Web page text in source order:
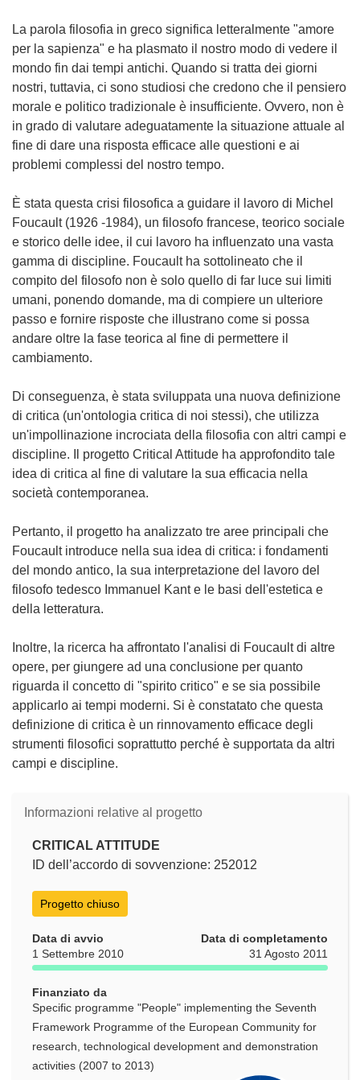
La parola filosofia in greco significa letteralmente "amore
per la sapienza" e ha plasmato il nostro modo di vedere il
mondo fin dai tempi antichi. Quando si tratta dei giorni
nostri, tuttavia, ci sono studiosi che credono che il pensiero
morale e politico tradizionale è insufficiente. Ovvero, non è
in grado di valutare adeguatamente la situazione attuale al
fine di dare una risposta efficace alle questioni e ai
problemi complessi del nostro tempo.
È stata questa crisi filosofica a guidare il lavoro di Michel
Foucault (1926 -1984), un filosofo francese, teorico sociale
e storico delle idee, il cui lavoro ha influenzato una vasta
gamma di discipline. Foucault ha sottolineato che il
compito del filosofo non è solo quello di far luce sui limiti
umani, ponendo domande, ma di compiere un ulteriore
passo e fornire risposte che illustrano come si possa
andare oltre la fase teorica al fine di permettere il
cambiamento.
Di conseguenza, è stata sviluppata una nuova definizione
di critica (un'ontologia critica di noi stessi), che utilizza
un'impollinazione incrociata della filosofia con altri campi e
discipline. Il progetto Critical Attitude ha approfondito tale
idea di critica al fine di valutare la sua efficacia nella
società contemporanea.
Pertanto, il progetto ha analizzato tre aree principali che
Foucault introduce nella sua idea di critica: i fondamenti
del mondo antico, la sua interpretazione del lavoro del
filosofo tedesco Immanuel Kant e le basi dell'estetica e
della letteratura.
Inoltre, la ricerca ha affrontato l'analisi di Foucault di altre
opere, per giungere ad una conclusione per quanto
riguarda il concetto di "spirito critico" e se sia possibile
applicarlo ai tempi moderni. Si è constatato che questa
definizione di critica è un rinnovamento efficace degli
strumenti filosofici soprattutto perché è supportata da altri
campi e discipline.
Informazioni relative al progetto
CRITICAL ATTITUDE
ID dell’accordo di sovvenzione: 252012
Progetto chiuso
Data di avvio
1 Settembre 2010
Data di completamento
31 Agosto 2011
Finanziato da
Specific programme "People" implementing the Seventh
Framework Programme of the European Community for
research, technological development and demonstration
activities (2007 to 2013)